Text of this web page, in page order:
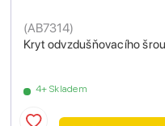
Kryt odvzdušňovacího
(AB7314)
4+ Skladem